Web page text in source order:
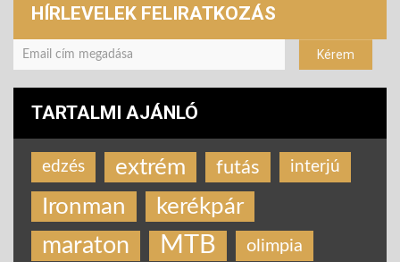
HÍRLEVELEK FELIRATKOZÁS
TARTALMI AJÁNLÓ
edzés extrém futás interjú
Ironman kerékpár
maraton MTB olimpia